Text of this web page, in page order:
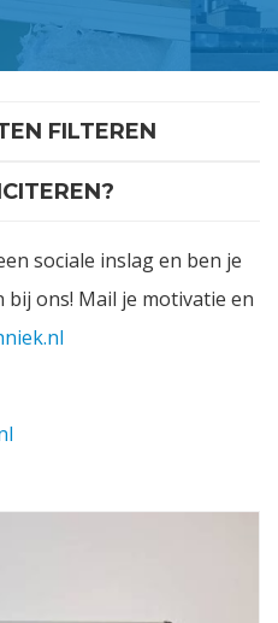
FILTEREN
sociale inslag en ben je
ons! Mail je motivatie en